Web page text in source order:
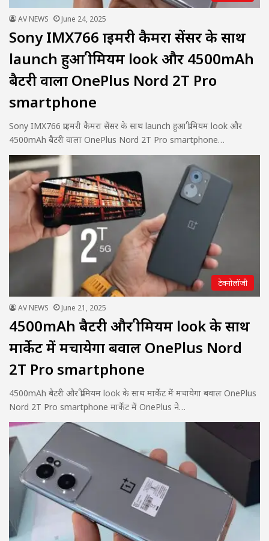
AV NEWS June 24, 2025
Sony IMX766 प्राइमरी कैमरा सेंसर के साथ
launch हुआ प्रीमियम look और 4500mAh
बैटरी वाला OnePlus Nord 2T Pro
smartphone
Sony IMX766 प्राइमरी कैमरा सेंसर के साथ launch हुआ प्रीमियम look और
4500mAh बैटरी वाला OnePlus Nord 2T Pro smartphone…
टेक्नोलॉजी
AV NEWS June 21, 2025
4500mAh बैटरी और प्रीमियम look के साथ
मार्केट में मचायेगा बवाल OnePlus Nord
2T Pro smartphone
4500mAh बैटरी और प्रीमियम look के साथ मार्केट में मचायेगा बवाल OnePlus
Nord 2T Pro smartphone मार्केट में OnePlus ने…